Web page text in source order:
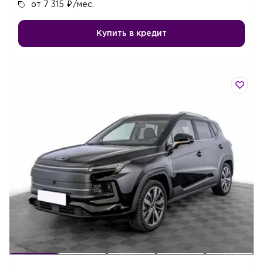
от 7 315 ₽ /мес.
Купить в кредит